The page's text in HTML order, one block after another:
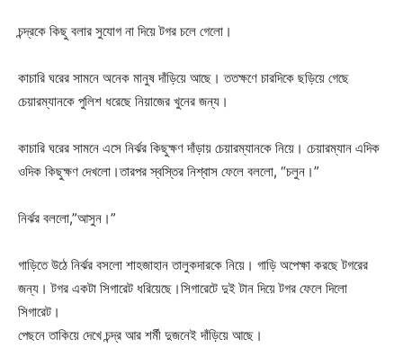
চন্দ্রকে কিছু বলার সুযোগ না দিয়ে টগর চলে গেলো।
কাচারি ঘরের সামনে অনেক মানুষ দাঁড়িয়ে আছে। ততক্ষণে চারদিকে ছড়িয়ে গেছে
চেয়ারম্যানকে পুলিশ ধরেছে নিয়াজের খুনের জন্য।
কাচারি ঘরের সামনে এসে নির্ঝর কিছুক্ষণ দাঁড়ায় চেয়ারম্যানকে নিয়ে। চেয়ারম্যান এদিক
ওদিক কিছুক্ষণ দেখলো।তারপর স্বস্তির নিশ্বাস ফেলে বললো, “চলুন।”
নির্ঝর বললো,”আসুন।”
গাড়িতে উঠে নির্ঝর বসলো শাহজাহান তালুকদারকে নিয়ে। গাড়ি অপেক্ষা করছে টগরের
জন্য। টগর একটা সিগারেট ধরিয়েছে।সিগারেটে দুই টান দিয়ে টগর ফেলে দিলো
সিগারেট।
পেছনে তাকিয়ে দেখে চন্দ্র আর শর্মী দুজনেই দাঁড়িয়ে আছে।